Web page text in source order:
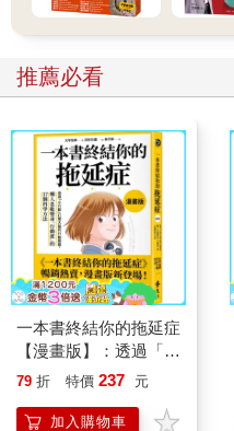
推薦必看
一本書終結你的拖延症
【漫畫版】：透過「小
行動」打開大腦的行動
「行動派」的37個科
79 折 特價 237 元
加入購物車